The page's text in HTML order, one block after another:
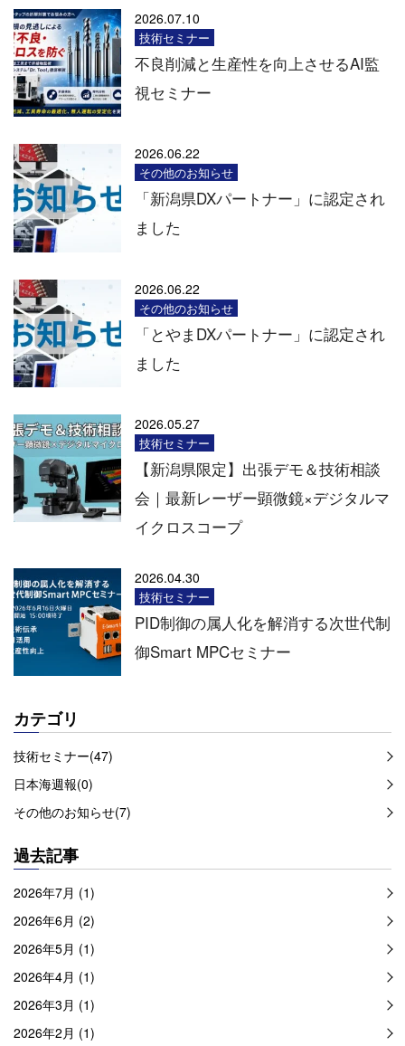
2026.07.10
技術セミナー
不良削減と生産性を向上させるAI監
視セミナー
2026.06.22
その他のお知らせ
「新潟県DXパートナー」に認定され
ました
2026.06.22
その他のお知らせ
「とやまDXパートナー」に認定され
ました
2026.05.27
技術セミナー
【新潟県限定】出張デモ＆技術相談
会｜最新レーザー顕微鏡×デジタルマ
イクロスコープ
2026.04.30
技術セミナー
PID制御の属人化を解消する次世代制
御Smart MPCセミナー
カテゴリ
技術セミナー(47)
日本海週報(0)
その他のお知らせ(7)
過去記事
2026年7月 (1)
2026年6月 (2)
2026年5月 (1)
2026年4月 (1)
2026年3月 (1)
2026年2月 (1)